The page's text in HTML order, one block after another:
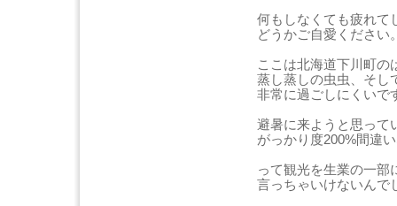
何もしなくても疲れて
どうかご自愛ください
ここは北海道下川町の
蒸し蒸しの虫虫、そし
非常に過ごしにくいで
避暑に来ようと思って
がっかり度200%間違
って観光を生業の一部
言っちゃいけないんで